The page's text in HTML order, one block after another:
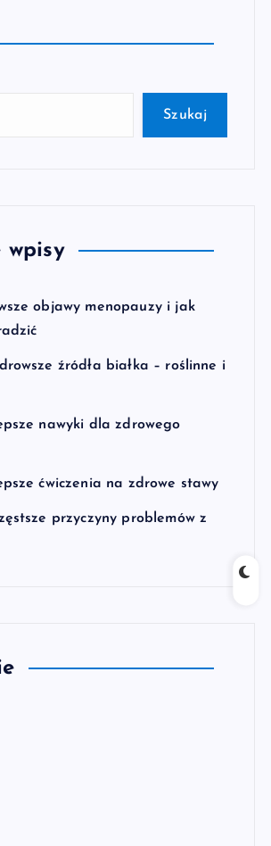
Szukaj
wpisy
objawy menopauzy i jak
źródła białka – roślinne i
nawyki dla zdrowego
ćwiczenia na zdrowe stawy
przyczyny problemów z